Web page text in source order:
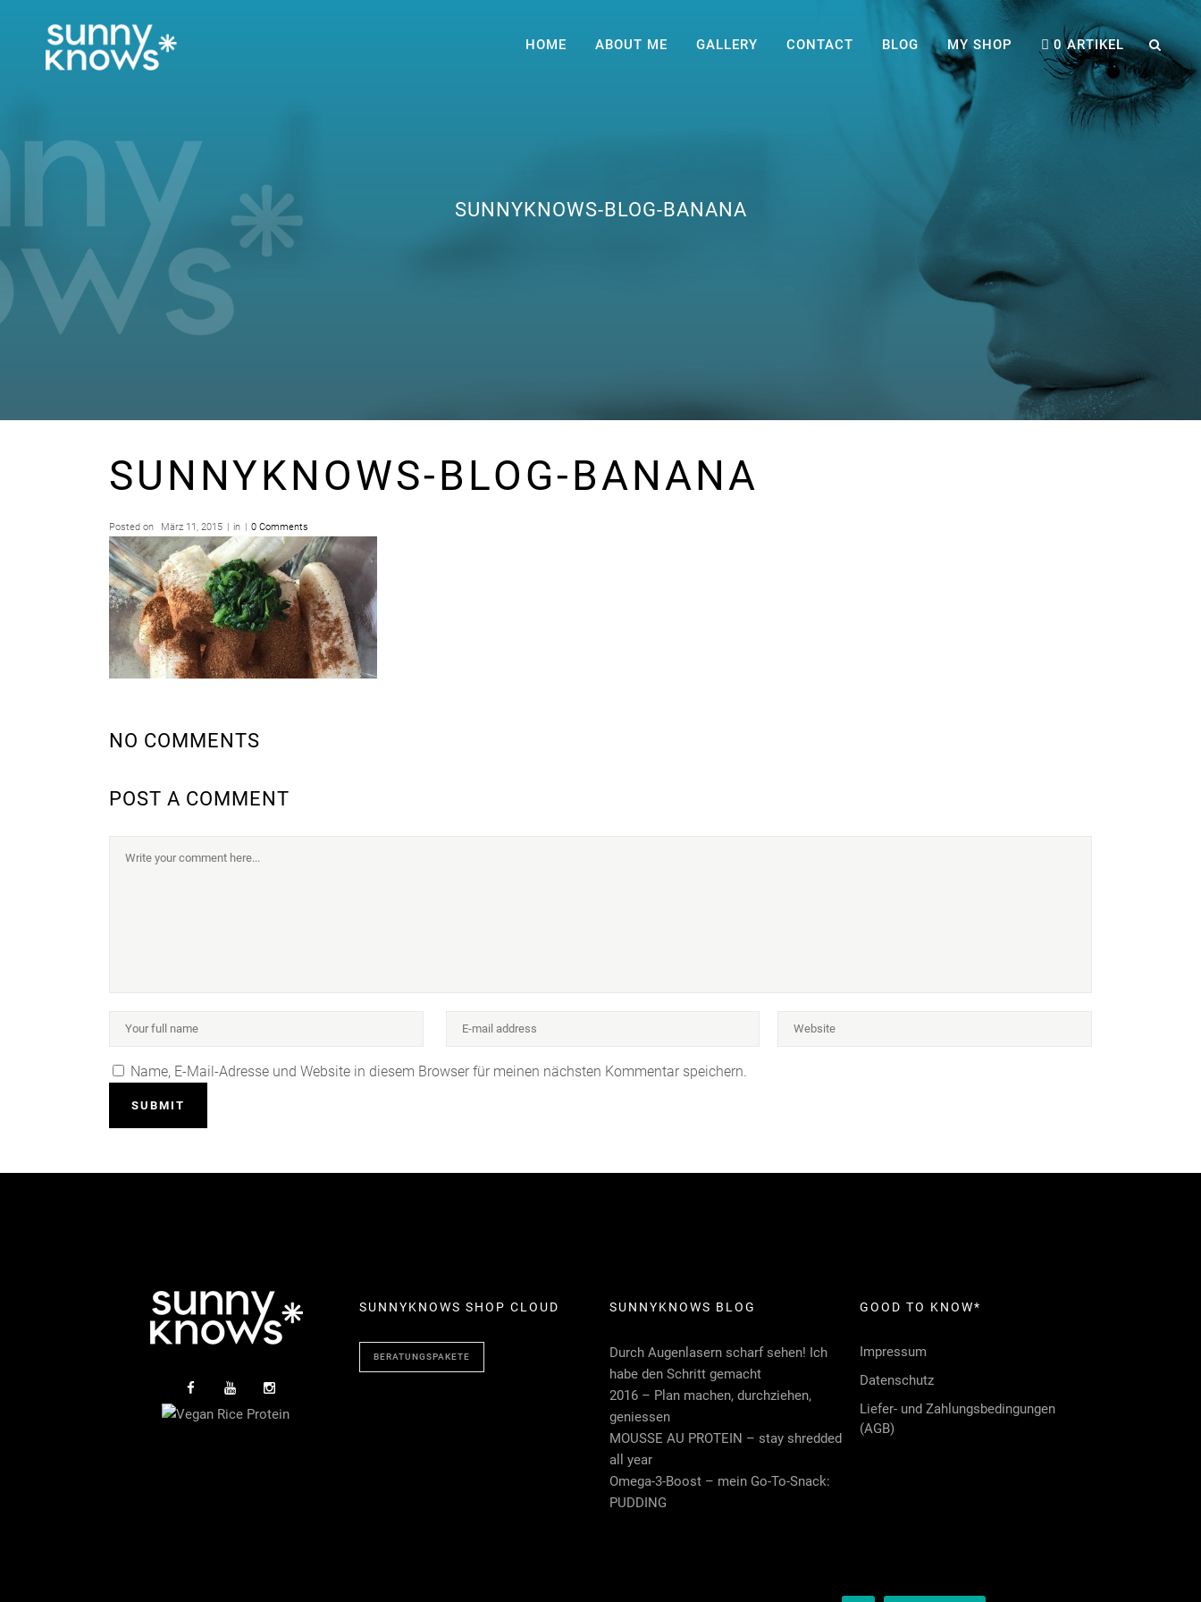
HOME ABOUT ME GALLERY CONTACT BLOG MY SHOP 0 ARTIKEL
SUNNYKNOWS-BLOG-BANANA
SUNNYKNOWS-BLOG-BANANA
Posted on März 11, 2015 in 0 Comments
NO COMMENTS
POST A COMMENT
Name, E-Mail-Adresse und Website in diesem Browser für meinen nächsten Kommentar speichern.
SUNNYKNOWS SHOP CLOUD
BERATUNGSPAKETE
SUNNYKNOWS BLOG
Durch Augenlasern scharf sehen! Ich
habe den Schritt gemacht
2016 – Plan machen, durchziehen,
geniessen
MOUSSE AU PROTEIN – stay shredded
all year
Omega-3-Boost – mein Go-To-Snack:
PUDDING
GOOD TO KNOW*
Impressum
Datenschutz
Liefer- und Zahlungsbedingungen
(AGB)